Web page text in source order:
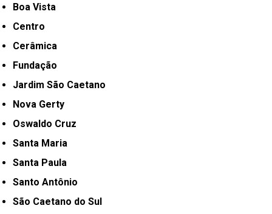
Boa Vista
Centro
Cerâmica
Fundação
Jardim São Caetano
Nova Gerty
Oswaldo Cruz
Santa Maria
Santa Paula
Santo Antônio
São Caetano do Sul